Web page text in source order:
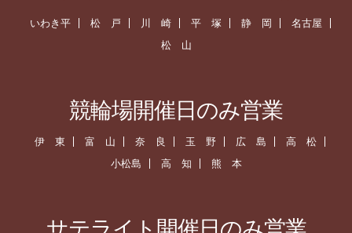
いわき平 松 戸 川 崎 平 塚 静 岡
名古屋
松 山
競輪場開催日のみ営業
伊 東 富 山 奈 良 玉 野 広 島
高 松
小松島
高 知 熊 本